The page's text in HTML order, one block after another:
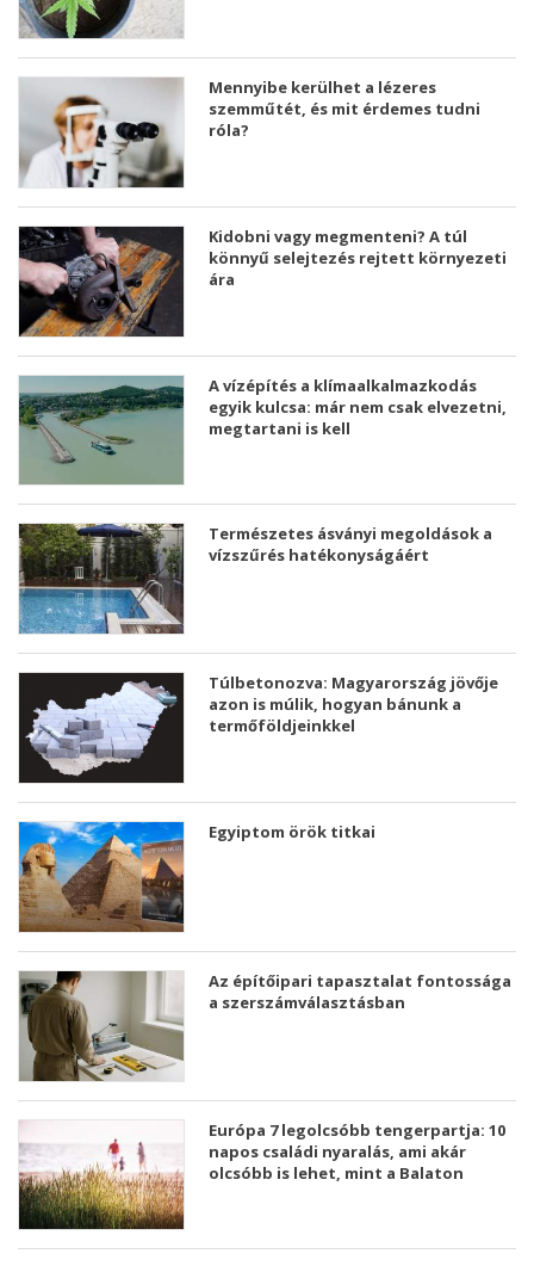
Mennyibe kerülhet a lézeres
szemműtét, és mit érdemes tudni
róla?
Kidobni vagy megmenteni? A túl
könnyű selejtezés rejtett környezeti
ára
A vízépítés a klímaalkalmazkodás
egyik kulcsa: már nem csak elvezetni,
megtartani is kell
Természetes ásványi megoldások a
vízszűrés hatékonyságáért
Túlbetonozva: Magyarország jövője
azon is múlik, hogyan bánunk a
termőföldjeinkkel
Egyiptom örök titkai
Az építőipari tapasztalat fontossága
a szerszámválasztásban
Európa 7 legolcsóbb tengerpartja: 10
napos családi nyaralás, ami akár
olcsóbb is lehet, mint a Balaton